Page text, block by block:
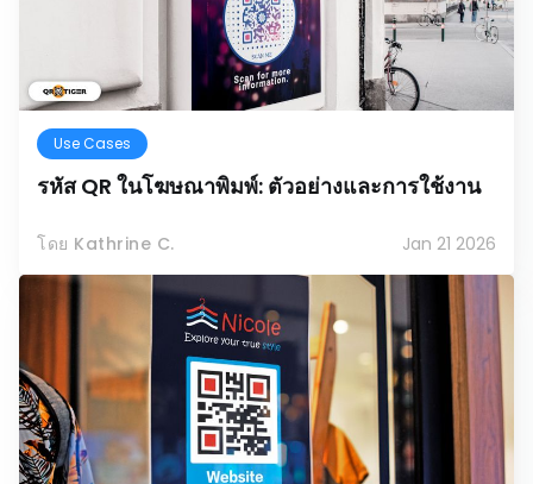
Use Cases
รหัส QR ในโฆษณาพิมพ์: ตัวอย่างและการใช้งาน
โดย Kathrine C. Jan 21 2026